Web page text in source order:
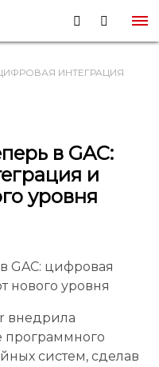
ЦИФРОВАЯ ИНТЕГРАЦИЯ
в GAC:
и
уровня
внедрила
программного
систем, сделав